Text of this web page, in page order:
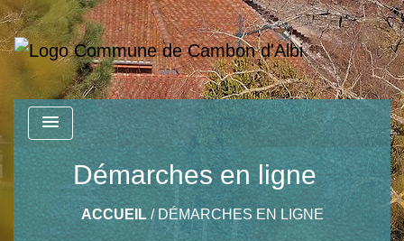
menu
Démarches en ligne
ACCUEIL/ DÉMARCHES EN LIGNE